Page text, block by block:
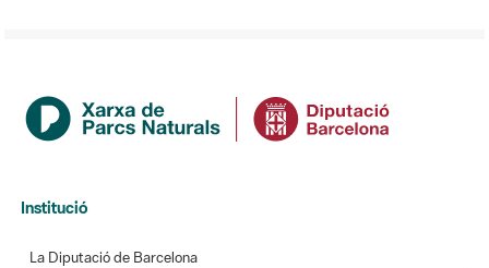
Institució
La Diputació de Barcelona